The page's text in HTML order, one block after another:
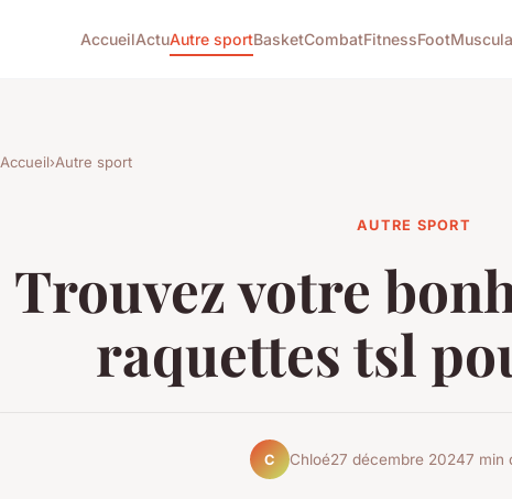
AccueilActuAutre sportBasketCombatFitnessFoot
Accueil›Autre sport
AUTRE SPORT
Trouvez votre
raquettes tsl
C Chloé27 décembre 20247 min